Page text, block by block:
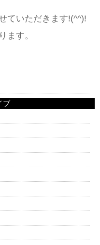
ていただきます!(^^)!
ます。
ブ